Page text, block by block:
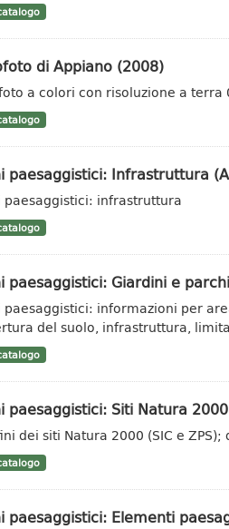
di Appiano (2008)
a colori con risoluzione a terra
paesaggistici: Infrastruttura
paesaggistici: infrastruttura
paesaggistici: Giardini e parchi
paesaggistici: informazioni per
del suolo, infrastruttura,
paesaggistici: Siti Natura 2000
dei siti Natura 2000 (SIC e
paesaggistici: Elementi